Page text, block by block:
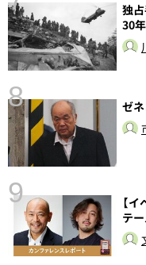
独
30年
8
ゼ
9
【
テ